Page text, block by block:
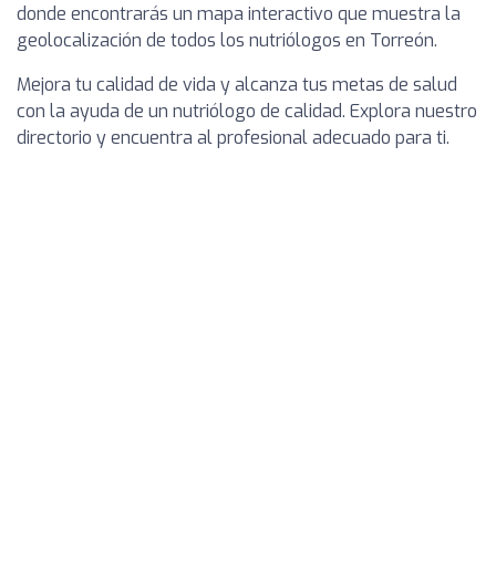
donde encontrarás un mapa interactivo que muestra la
geolocalización de todos los nutriólogos en Torreón.
Mejora tu calidad de vida y alcanza tus metas de salud
con la ayuda de un nutriólogo de calidad. Explora nuestro
directorio y encuentra al profesional adecuado para ti.